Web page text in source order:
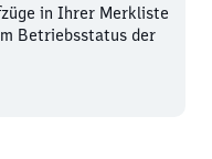
in Ihrer Merkliste
Betriebsstatus der